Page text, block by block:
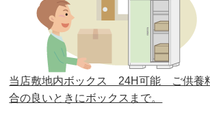
第25回人形供養祭 平成28年6月16
第24回人形供養祭 平成27年11月27
第23回人形供養祭平成26年12月5
第22回人形供養祭平成26年4月28日
当店敷地内ボックス 24H可能 ご供養
合の良いときにボックスまで。